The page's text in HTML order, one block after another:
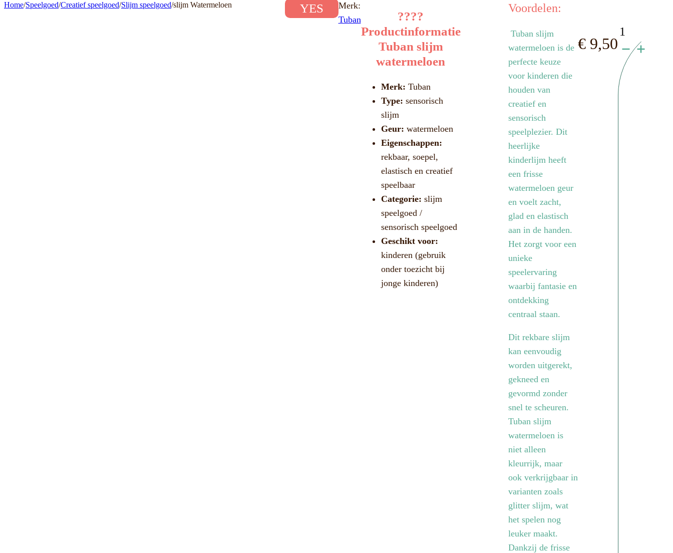
Home/Speelgoed/Creatief speelgoed/Slijm speelgoed/slijm Watermeloen YES
Merk:
Tuban
????
Productinformatie
Tuban slijm
watermeloen
Merk: Tuban
Type: sensorisch
slijm
Geur: watermeloen
Eigenschappen:
rekbaar, soepel,
elastisch en creatief
speelbaar
Categorie: slijm
speelgoed /
sensorisch speelgoed
Geschikt voor:
kinderen (gebruik
onder toezicht bij
jonge kinderen)
Voordelen:
Tuban slijm
watermeloen is de
perfecte keuze
voor kinderen die
houden van
creatief en
sensorisch
speelplezier. Dit
heerlijke
kinderlijm heeft
een frisse
watermeloen geur
en voelt zacht,
glad en elastisch
aan in de handen.
Het zorgt voor een
unieke
speelervaring
waarbij fantasie en
ontdekking
centraal staan.
Dit rekbare slijm
kan eenvoudig
worden uitgerekt,
gekneed en
gevormd zonder
snel te scheuren.
Tuban slijm
watermeloen is
niet alleen
kleurrijk, maar
ook verkrijgbaar in
varianten zoals
glitter slijm, wat
het spelen nog
leuker maakt.
Dankzij de frisse
€9,50
slijm
aantal